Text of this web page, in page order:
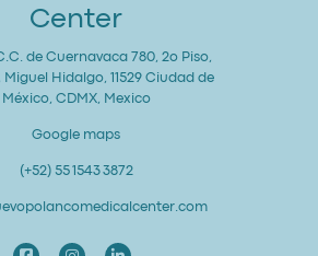
Center
de Cuernavaca 780, 2o Piso,
Hidalgo, 11529 Ciudad de
México, CDMX, Mexico
Google maps
(+52) 55 1543 3872